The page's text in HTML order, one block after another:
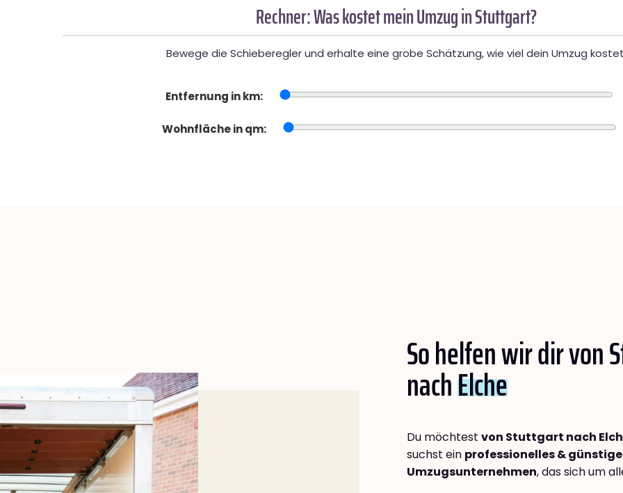
Rechner: Was kostet mein Umzug in Stuttgart?
Bewege die Schieberegler und erhalte eine grobe Schätzung, wie viel dein Umzug
Entfernung in km:
Wohnfläche in qm:
So helfen wir dir von
nachElche
Du möchtest von Stuttgart nach
suchst ein professionelles &
Umzugsunternehmen, das sich um